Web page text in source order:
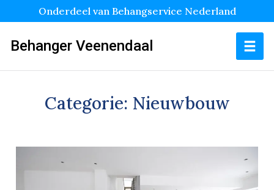
Onderdeel van Behangservice Nederland
Behanger Veenendaal
Categorie: Nieuwbouw